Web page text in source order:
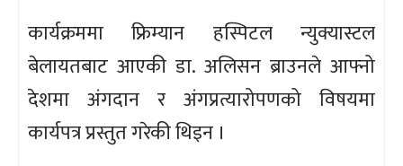
कार्यक्रममा फ्रिम्यान हस्पिटल न्युक्यास्टल
बेलायतबाट आएकी डा. अलिसन ब्राउनले आफ्नो
देशमा अंगदान र अंगप्रत्यारोपणको विषयमा
कार्यपत्र प्रस्तुत गरेकी थिइन ।